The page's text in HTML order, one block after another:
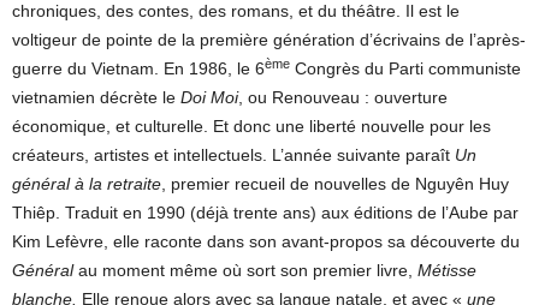
chroniques, des contes, des romans, et du théâtre. Il est le
voltigeur de pointe de la première génération d’écrivains de l’après-
guerre du Vietnam. En 1986, le 6ème Congrès du Parti communiste
vietnamien décrète le Doi Moi, ou Renouveau : ouverture
économique, et culturelle. Et donc une liberté nouvelle pour les
créateurs, artistes et intellectuels. L’année suivante paraît Un
général à la retraite , premier recueil de nouvelles de Nguyên Huy
Thiêp. Traduit en 1990 (déjà trente ans) aux éditions de l’Aube par
Kim Lefèvre, elle raconte dans son avant-propos sa découverte du
Généralau moment même où sort son premier livre, Métisse
blanche. Elle renoue alors avec sa langue natale, et avec « une